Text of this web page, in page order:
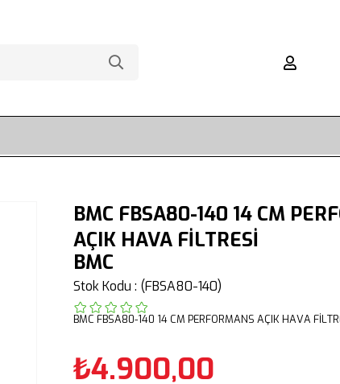
BMC FBSA80-140 14 CM
AÇIK HAVA FİLTRESİ
BMC
Stok Kodu (FBSA80-140)
BMC FBSA80-140 14 CM PERFORMANS AÇIK HAVA
₺4.900,00